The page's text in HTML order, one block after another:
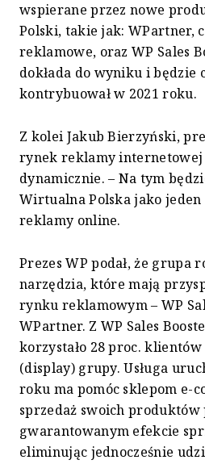
wspierane przez nowe
Polski, takie jak: WPartner,
reklamowe, oraz WP Sales
dokłada do wyniku i będzie
kontrybuował w 2021 roku.
Z kolei Jakub Bierzyński,
rynek reklamy internetowej
dynamicznie. – Na tym
Wirtualna Polska jako jeden
reklamy online.
Prezes WP podał, że grupa
narzędzia, które mają
rynku reklamowym – WP
WPartner. Z WP Sales
korzystało 28 proc.
(display) grupy. Usługa
roku ma pomóc sklepom e-
sprzedaż swoich produktów
gwarantowanym efekcie
eliminując jednocześnie